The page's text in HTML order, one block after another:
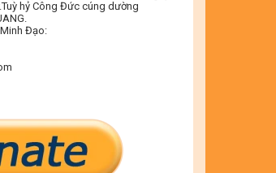
hỷ Công Đức cúng dường
Đạo: